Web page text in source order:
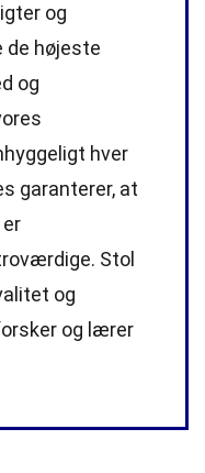
og
de højeste
og
hver
garanterer, at
Stol
og
og lærer